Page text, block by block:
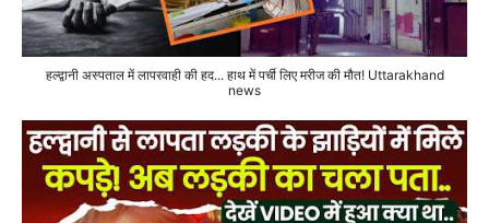
हल्द्वानी अस्पताल में लापरवाही की हद... हाथ में पर्ची लिए मरीज की मौत! Uttarakhand
news